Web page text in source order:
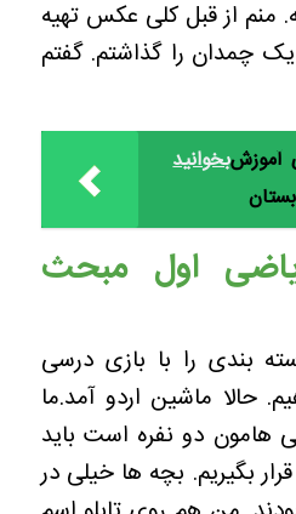
منم از قبل کلی عکس تهیه
چمدان را گذاشتم. گفتم
بخوانیدآموزش
اول مبحث
بندی را با بازی درسی
حالا ماشین اردو آمد.ما
هامون دو نفره است باید
بگیریم. بچه ها خیلی در